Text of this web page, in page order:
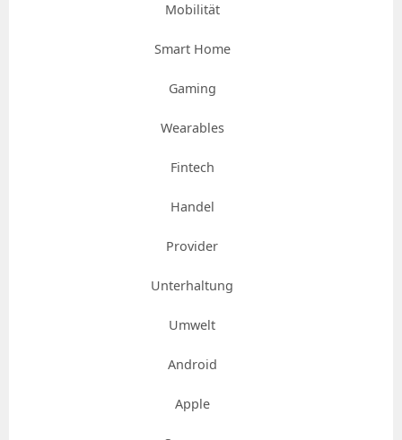
Mobilität
Smart Home
Gaming
Wearables
Fintech
Handel
Provider
Unterhaltung
Umwelt
Android
Apple